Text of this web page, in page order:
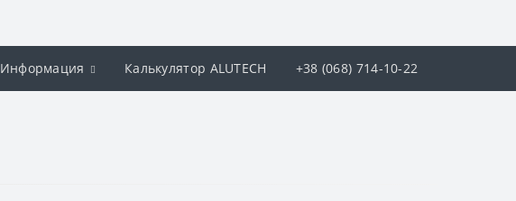
Информация Калькулятор ALUTECH +38 (068) 714-10-22